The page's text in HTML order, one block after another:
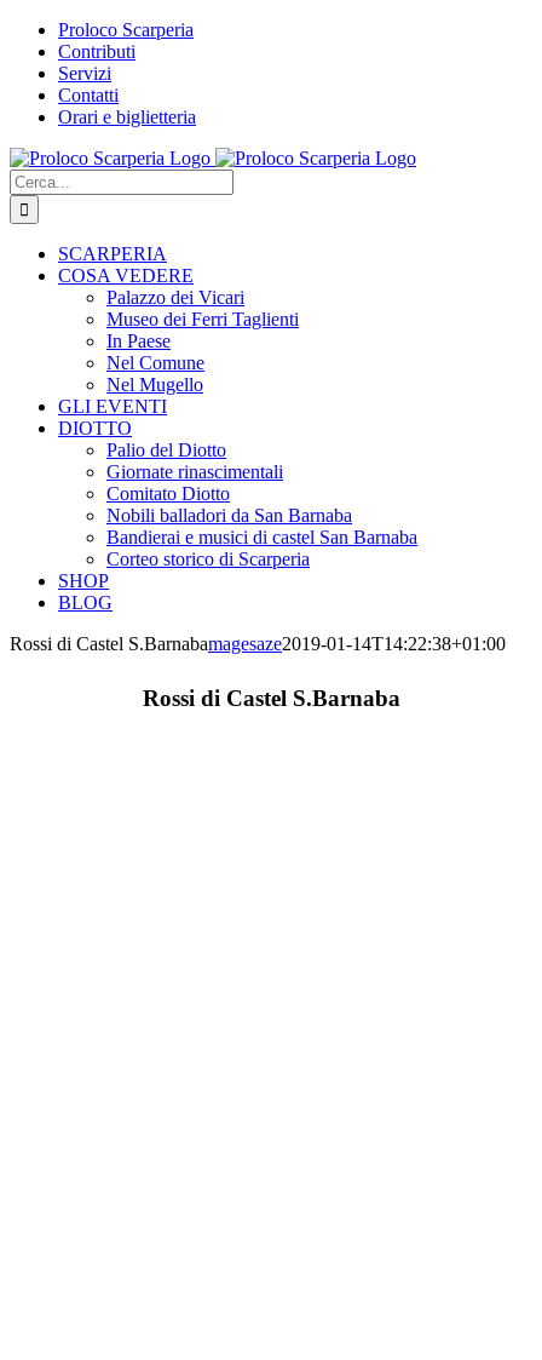
Salta
contenuto
Proloco Scarperia
Contributi
Servizi
Contatti
Orari e biglietteria
Facebook
Instagram
Tripadvisor
WhatsApp
Cerca
per:
SCARPERIA
COSA VEDERE
Palazzo dei Vicari
Museo dei Ferri Taglienti
In Paese
Nel Comune
Nel Mugello
GLI EVENTI
DIOTTO
Palio del Diotto
Giornate rinascimentali
Comitato Diotto
Nobili balladori da San Barnaba
Bandierai e musici di castel San Barnaba
Corteo storico di Scarperia
SHOP
BLOG
Rossi di Castel S.Barnabamagesaze2019-01-14T14:22:38+01:00
Rossi di Castel S.Barnaba